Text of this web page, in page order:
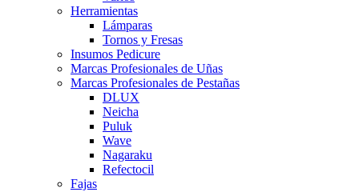
Herramientas
Lámparas
Tornos y Fresas
Insumos Pedicure
Marcas Profesionales de Uñas
Marcas Profesionales de Pestañas
DLUX
Neicha
Puluk
Wave
Nagaraku
Refectocil
Fajas